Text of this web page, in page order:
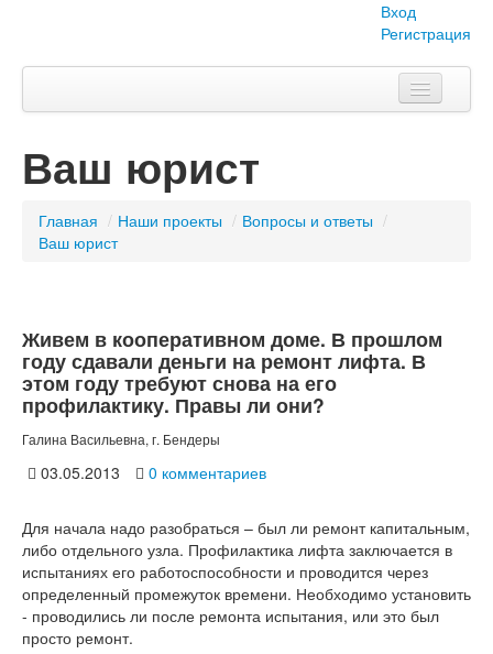
Вход
Регистрация
Тема номера
Объявления
Наши проекты
Вопросы-ответы
О нас
Ваш юрист
Главная / Наши проекты / Вопросы и ответы /
Ваш юрист
Живем в кооперативном доме. В прошлом
году сдавали деньги на ремонт лифта. В
этом году требуют снова на его
профилактику. Правы ли они?
Галина Васильевна, г. Бендеры
03.05.2013 0 комментариев
Для начала надо разобраться – был ли ремонт капитальным,
либо отдельного узла. Профилактика лифта заключается в
испытаниях его работоспособности и проводится через
определенный промежуток времени. Необходимо установить
- проводились ли после ремонта испытания, или это был
просто ремонт.